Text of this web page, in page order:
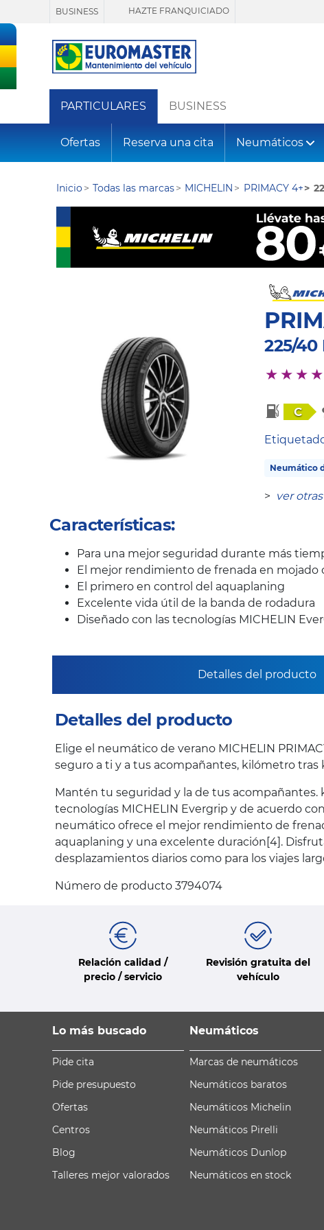
BUSINESS HAZTE FRANQUICIADO
PARTICULARES BUSINESS
Ofertas Reserva una cita Neumáticos
Inicio Todas las marcas MICHELIN PRIMACY 4+
225/40
C
Neumático
> ver
Características:
Para una mejor seguridad durante más
El mejor rendimiento de frenada en
El primero en control del aquaplaning
Excelente vida útil de la banda de rodadura
Diseñado con las tecnologías MICHELIN
Detalles del producto
Detalles del producto
Elige el neumático de verano MICHELIN
seguro a ti y a tus acompañantes, kilómetro tras
Mantén tu seguridad y la de tus acompañantes.
tecnologías MICHELIN Evergrip y de acuerdo
neumático ofrece el mejor rendimiento de
aquaplaning y una excelente duración[4].
desplazamientos diarios como para los viajes
Número de producto 3794074
Relación calidad /
precio / servicio
Revisión gratuita del
vehículo
Lo más buscado
Pide cita
Pide presupuesto
Ofertas
Centros
Blog
Talleres mejor valorados
Neumáticos
Marcas de neumáticos
Neumáticos baratos
Neumáticos Michelin
Neumáticos Pirelli
Neumáticos Dunlop
Neumáticos en stock